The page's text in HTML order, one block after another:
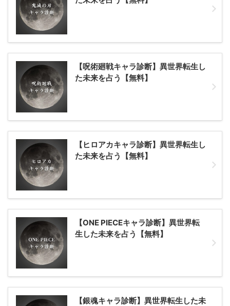
【呪術廻戦キャラ診断】異世界転生し
た未来を占う【無料】
【ヒロアカキャラ診断】異世界転生し
た未来を占う【無料】
【ONE PIECEキャラ診断】異世界転
生した未来を占う【無料】
【銀魂キャラ診断】異世界転生した未